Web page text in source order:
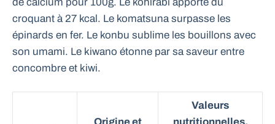
croquant à 27 kcal. Le komatsuna surpasse les
épinards en fer. Le konbu sublime les bouillons avec
son umami. Le kiwano étonne par sa saveur entre
concombre et kiwi.
Valeurs